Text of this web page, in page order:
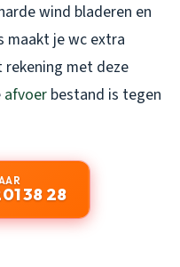
wind bladeren en
maakt je wc extra
rekening met deze
afvoer bestand is tegen
38 28